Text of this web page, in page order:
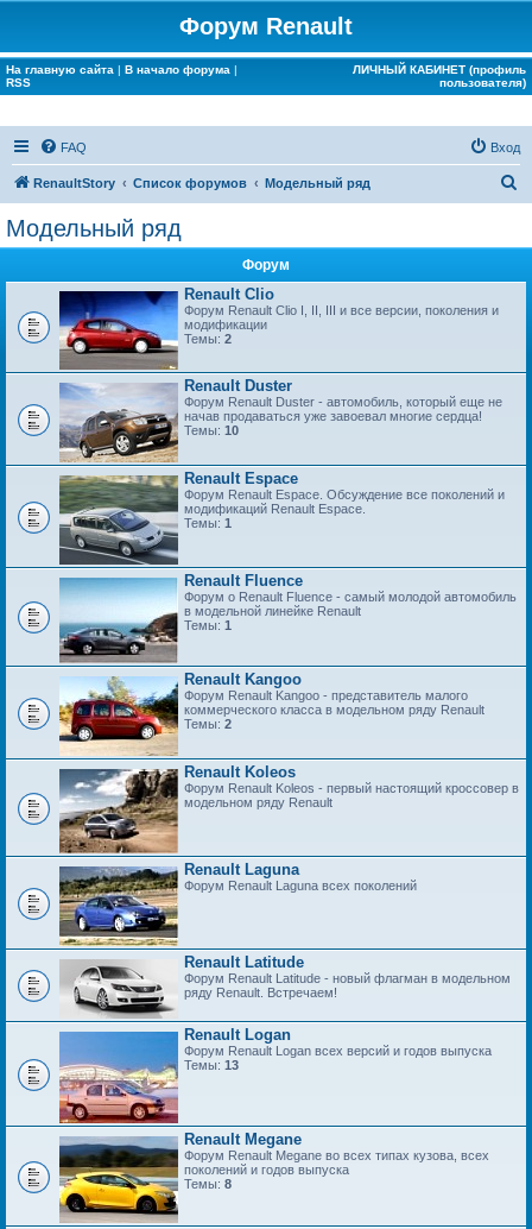
Форум Renault
На главную сайта | В начало форума |
RSS
ЛИЧНЫЙ КАБИНЕТ (профиль
пользователя)
FAQ Вход
RenaultStory Список форумов Модельный ряд
Модельный ряд
Форум
Renault Clio
Форум Renault Clio I, II, III и все версии, поколения и
модификации
Темы: 2
Renault Duster
Форум Renault Duster - автомобиль, который еще не
начав продаваться уже завоевал многие сердца!
Темы: 10
Renault Espace
Форум Renault Espace. Обсуждение все поколений и
модификаций Renault Espace.
Темы: 1
Renault Fluence
Форум о Renault Fluence - самый молодой автомобиль
в модельной линейке Renault
Темы: 1
Renault Kangoo
Форум Renault Kangoo - представитель малого
коммерческого класса в модельном ряду Renault
Темы: 2
Renault Koleos
Форум Renault Koleos - первый настоящий кроссовер в
модельном ряду Renault
Renault Laguna
Форум Renault Laguna всех поколений
Renault Latitude
Форум Renault Latitude - новый флагман в модельном
ряду Renault. Встречаем!
Renault Logan
Форум Renault Logan всех версий и годов выпуска
Темы: 13
Renault Megane
Форум Renault Megane во всех типах кузова, всех
поколений и годов выпуска
Темы: 8